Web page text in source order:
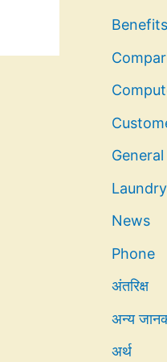
Benefits
Laundry
News
Phone
अंतरिक्ष
अन्य
अर्थ